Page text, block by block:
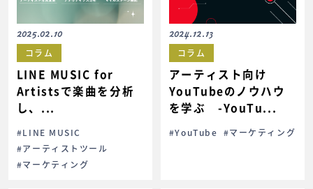
2025.02.10
コラム
LINE MUSIC for
Artistsで楽曲を分析
し、...
#LINE MUSIC
#アーティストツール
#マーケティング
2024.12.13
コラム
アーティスト向け
YouTubeのノウハウ
を学ぶ -YouTu...
#YouTube #マーケティング